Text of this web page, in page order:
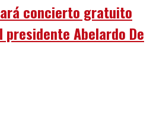
concierto gratuito
Abelardo De